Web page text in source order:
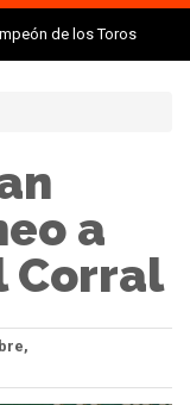
de los Toros
a
Corral